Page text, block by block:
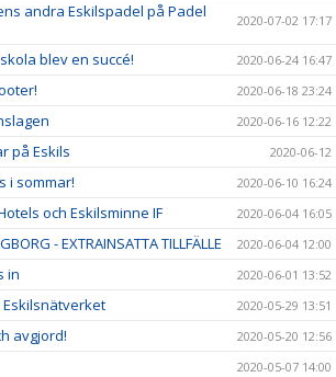
andra Eskilspadel på Padel
2020-07-02 17:17
blev en succé! 2020-06-24 16:47
2020-06-18 23:24
2020-06-16 12:22
på Eskils 2020-06-12
i sommar! 2020-06-10 16:24
och Eskilsminne IF 2020-06-04 16:05
- EXTRAINSATTA TILLFÄLLE 2020-06-04 12:00
in 2020-06-01 13:52
2020-05-29 13:51
avgjord! 2020-05-20 12:56
2020-05-07 14:00